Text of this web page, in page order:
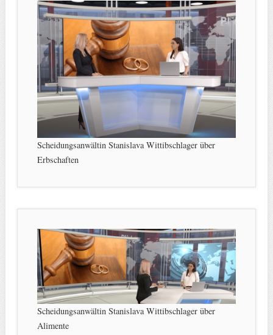
Scheidungsanwältin Stanislava Wittibschlager über
Erbschaften
Scheidungsanwältin Stanislava Wittibschlager über
Alimente